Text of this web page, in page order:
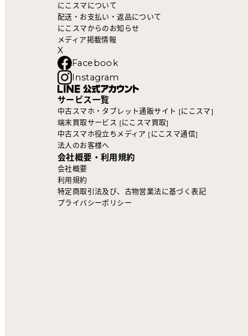
にこスマについて
配送・お支払い・返品について
にこスマからのお知らせ
メディア掲載情報
X
Facebook
Instagram
サービス一覧
中古スマホ・タブレット通販サイト [にこスマ]
端末買取サービス [にこスマ買取]
中古スマホ役立ちメディア [にこスマ通信]
法人のお客様へ
会社概要・利用規約
会社概要
利用規約
特定商取引法及び、古物営業法に基づく表記
プライバシーポリシー